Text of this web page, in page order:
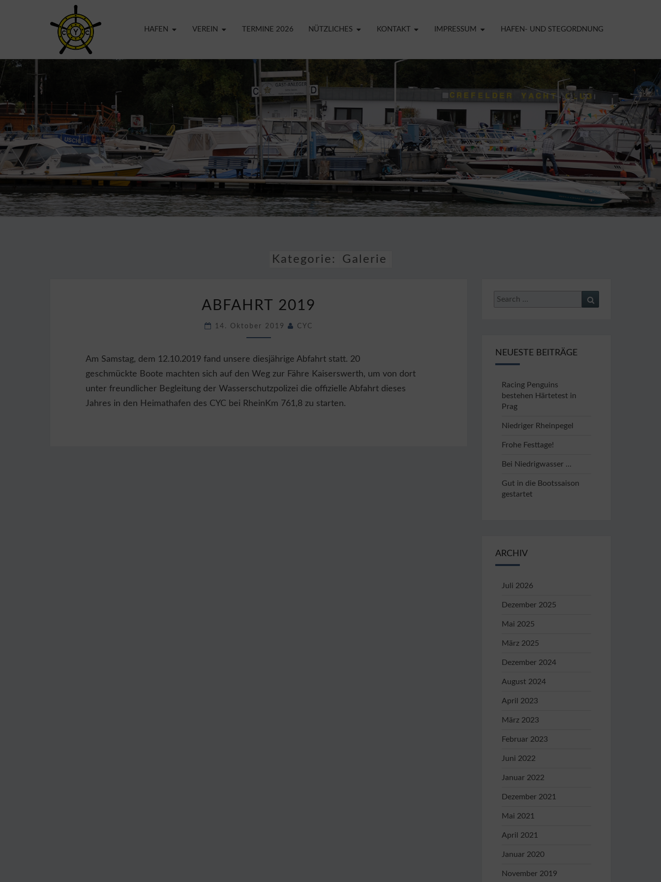
HAFEN VEREIN TERMINE 2026 NÜTZLICHES KONTAKT IMPRESSUM HAFEN- UND STEGORDNUNG
CREFELDER
YACHT
CLUB E.V.
Kategorie: Galerie
2019
ABFAHRT 2019
14. Oktober 2019 CYC
Am Samstag, dem 12.10.2019 fand unsere diesjährige Abfahrt statt. 20
geschmückte Boote machten sich auf den Weg zur Fähre Kaiserswerth, um von dort
unter freundlicher Begleitung der Wasserschutzpolizei die offizielle Abfahrt dieses
Jahres in den Heimathafen des CYC bei RheinKm 761,8 zu starten.
Search
for:
NEUESTE BEITRÄGE
Racing Penguins
bestehen Härtetest in
Prag
Niedriger Rheinpegel
Frohe Festtage!
Bei Niedrigwasser …
Gut in die Bootssaison
gestartet
ARCHIV
Juli 2026
Dezember 2025
Mai 2025
März 2025
Dezember 2024
August 2024
April 2023
März 2023
Februar 2023
Juni 2022
Januar 2022
Dezember 2021
Mai 2021
April 2021
Januar 2020
November 2019